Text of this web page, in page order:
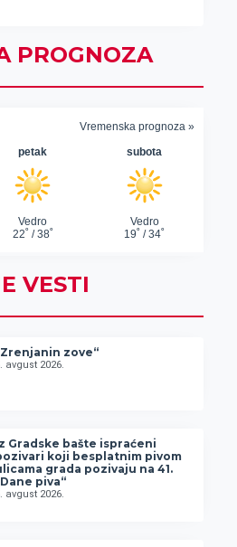
PROGNOZA
VESTI
zove“
avgust 2026.
Gradske bašte ispraćeni
koji besplatnim pivom
grada pozivaju na 41.
piva“
avgust 2026.